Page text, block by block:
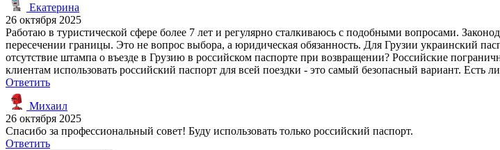
Екатерина
26 октября 2025
Работаю в туристической сфере более 7 лет и регулярно сталкиваюсь с подобными вопросами.
пересечении границы. Это не вопрос выбора, а юридическая обязанность. Для Грузии украинский
отсутствие штампа о въезде в Грузию в российском паспорте при возвращении? Российские
клиентам использовать российский паспорт для всей поездки - это самый безопасный вариант. Есть
Ответить
Михаил
26 октября 2025
Спасибо за профессиональный совет! Буду использовать только российский паспорт.
Ответить